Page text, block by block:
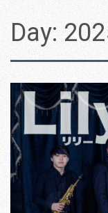
Day: